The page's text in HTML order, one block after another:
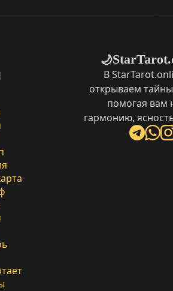
🌙
В
открываем
помогая вам
гармонию,